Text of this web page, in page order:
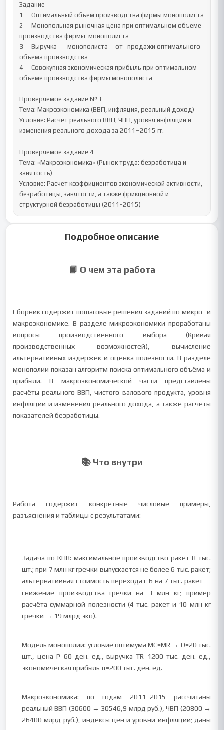
Задание
1 	Оптимальный объем производства фирмы монополиста
2 	Монопольная рыночная цена при оптимальном объеме
производства фирмы-монополиста
3 	Выручка 	монополиста 	от 	продажи оптимального
объема производства
4 	Совокупная экономическая прибыль при оптимальном
объеме производства фирмы монополиста
Проверяемое задание №3
Тема: Макроэкономика (ВВП, инфляция, реальный доход)
Условие: Расчет реального ВВП, ЧВП, уровня инфляции и
изменения реального дохода за 2011–2015 гг.
Проверяемое задание 4
Тема: «Макроэкономика» (Рынок труда: безработица и
занятость)
Условие: Расчет коэффициентов экономической активности,
безработицы, занятости, а также фрикционной и
структурной безработицы (2011-2015)
Подробное описание
📘 О чем эта работа
Сборник содержит пошаговые решения заданий по микро- и
макроэкономике. В разделе микроэкономики проработаны
вопросы производственного выбора (Кривая
производственных возможностей), вычисление
альтернативных издержек и оценка полезности. В разделе
монополии показан алгоритм поиска оптимального объёма и
прибыли. В макроэкономической части представлены
расчёты реального ВВП, чистого валового продукта, уровня
инфляции и изменения реального дохода, а также расчёты
показателей безработицы.
📚 Что внутри
Работа содержит конкретные числовые примеры,
разъяснения и таблицы с результатами:
Задача по КПВ: максимальное производство ракет 8 тыс.
шт.; при 7 млн кг гречки выпускается не более 6 тыс. ракет;
альтернативная стоимость перехода с 6 на 7 тыс. ракет —
снижение производства гречки на 3 млн кг; пример
расчёта суммарной полезности (4 тыс. ракет и 10 млн кг
гречки → 19 млрд эко).
Модель монополии: условие оптимума MC=MR → Q=20 тыс.
шт., цена P=60 ден. ед., выручка TR=1200 тыс. ден. ед.,
экономическая прибыль π=200 тыс. ден. ед.
Макроэкономика: по годам 2011–2015 рассчитаны
реальный ВВП (30600 → 30546,9 млрд руб.), ЧВП (20800 →
26400 млрд руб.), индексы цен и уровни инфляции; даны